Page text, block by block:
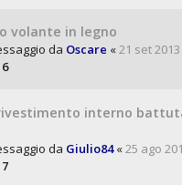
volante in legno
da Oscare «21 set
6
interno
da Giulio84«25 ago
7